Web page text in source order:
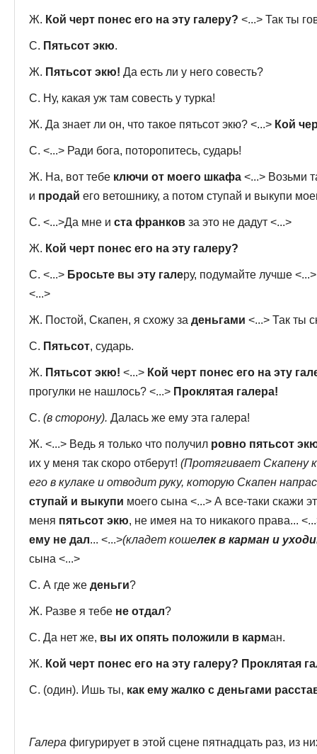
Ж. Кой черт понес его на эту галеру? <...> Так ты
С. Пятьсот экю.
Ж. Пятьсот экю! Да есть ли у него совесть?
С. Ну, какая уж там совесть у турка!
Ж. Да знает ли он, что такое пятьсот экю? <...> Кой
С. <...> Ради бога, поторопитесь, сударь!
Ж. На, вот тебе ключи от моего шкафа <...> Возьми
и продай его ветошнику, а потом ступай и выкупи
С. <...>Да мне и ста франков за это не дадут <...>
Ж. Кой черт понес его на эту галеру?
С. <...> Бросьте вы эту галеру, подумайте лучше
<...>
Ж. Постой, Скапен, я схожу за деньгами <...> Так ты
С. Пятьсот, сударь.
Ж. Пятьсот экю! <...> Кой черт понес его на эту
прогулки не нашлось? <...> Проклятая галера!
С. (в сторону). Далась же ему эта галера!
Ж. <...> Ведь я только что получил ровно пятьсот
их у меня так скоро отберут! (Протягивает Скапену
его в кулаке и отводит руку, которую Скапен
ступай и выкупи моего сына <...> А все-таки скажи
меня пятьсот экю, не имея на то ника­кого права...
ему не дал... <...>(кладет кошелек в карман и
сына <...>
С. А где же деньги?
Ж. Разве я тебе не отдал?
С. Да нет же, вы их опять положили в карман.
Ж. Кой черт понес его на эту галеру? Проклятая
С. (один). Ишь ты, как ему жалко с деньгами
Галера фигурирует в этой сцене пятнадцать раз, из